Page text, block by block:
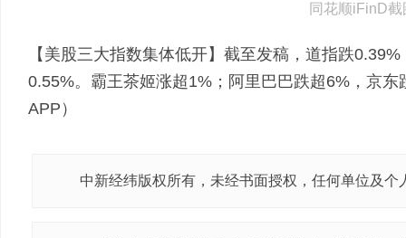
同花顺iFinD截
【美股三大指数集体低开】截至发稿，道指跌
0.55%。霸王茶姬涨超1%；阿里巴巴跌超6%，京
APP）
中新经纬版权所有，未经书面授权，任何单位及